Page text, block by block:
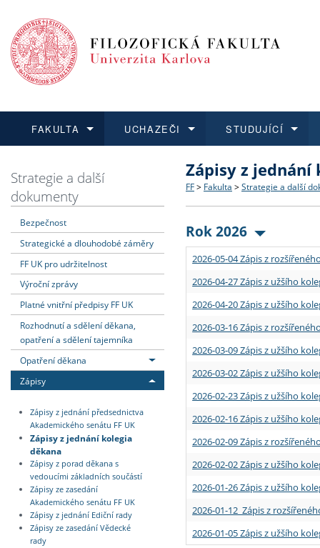
FAKULTA
Dozvědět se více
Struktura a historie
Strategie a další
Podpora a benefity pro
Absolventi fakulty
UCHAZEČI
Podat přihlášku
Co studovat a jak se
Učitelské studijní
Informace k průběhu
STUDUJÍCÍ
Dozvědět se více
Bakalářské a magisterské
Doktorské studium
Rigorózní řízení
Dozvědět se více
O vědě a výzkumu na FF
Akademické kvalifikace
Granty a projekty
Dozvědět se více
Aktuální nabídky a
Vyjíždějící studenti
Přijíždějící studenti
Vyjíždějící zaměstnanci
Strategie a další
dokumenty
Bezpečnost
Strategické a dlouhodobé záměry
FF UK pro udržitelnost
Výroční zprávy
Platné vnitřní předpisy FF UK
Rozhodnutí a sdělení děkana,
opatření a sdělení tajemníka
Opatření děkana
Zápisy
Zápisy z jednání předsednictva
Akademického senátu FF UK
Zápisy z jednání kolegia
děkana
Zápisy z porad děkana s
vedoucími základních součástí
Zápisy ze zasedání
Akademického senátu FF UK
Zápisy z jednání Ediční rady
Zápisy ze zasedání Vědecké
rady
Zápisy z jednání
FF > Fakulta > Strategie a další
Rok 2026
2026-05-04 Zápis z
2026-04-27 Zápis z užšího
2026-04-20 Zápis z užšího
2026-03-16 Zápis z
2026-03-09 Zápis z užšího
2026-03-02 Zápis z užšího
2026-02-23 Zápis z užšího
2026-02-16 Zápis z užšího
2026-02-09 Zápis z
2026-02-02 Zápis z užšího
2026-01-26 Zápis z užšího
2026-01-12 Zápis z
2026-01-05 Zápis z užšího